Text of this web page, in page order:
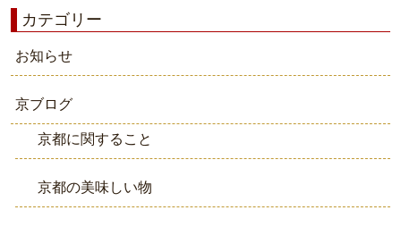
カテゴリー
お知らせ
京ブログ
京都に関すること
京都の美味しい物